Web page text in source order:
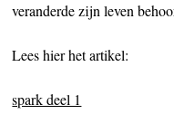
veranderde zijn leven
Lees hier het artikel:
spark deel 1